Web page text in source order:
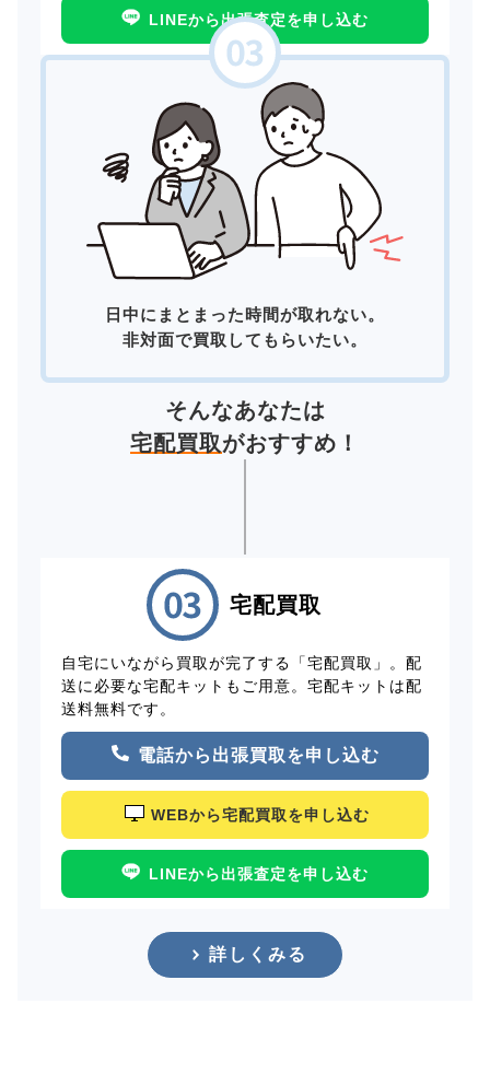
LINEから出張査定を申し込む
日中にまとまった時間が取れない。
非対面で買取してもらいたい。
そんなあなたは
宅配買取がおすすめ！
宅配買取
自宅にいながら買取が完了する「宅配買取」。配
送に必要な宅配キットもご用意。宅配キットは配
送料無料です。
電話から出張買取を申し込む
WEBから宅配買取を申し込む
LINEから出張査定を申し込む
詳しくみる